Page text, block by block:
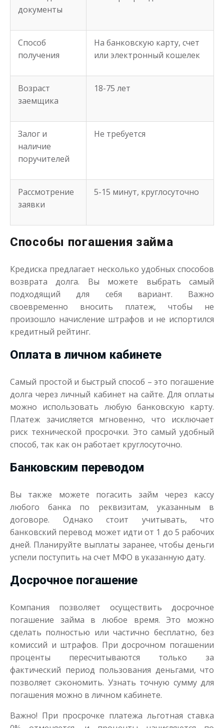
документы
Способ
получения
На банковскую карту, счет
или электронный кошелек
Возраст
заемщика
18-75 лет
Залог и
наличие
поручителей
Не требуется
Рассмотрение
заявки
5-15 минут, круглосуточно
Способы погашения займа
Кредиска предлагает несколько удобных способов
возврата долга. Вы можете выбрать самый
подходящий для себя вариант. Важно
своевременно вносить платеж, чтобы не
произошло начисление штрафов и не испортился
кредитный рейтинг.
Оплата в личном кабинете
Самый простой и быстрый способ – это погашение
долга через личный кабинет на сайте. Для оплаты
можно использовать любую банковскую карту.
Платеж зачисляется мгновенно, что исключает
риск технической просрочки. Это самый удобный
способ, так как он работает круглосуточно.
Банковским переводом
Вы также можете погасить займ через кассу
любого банка по реквизитам, указанным в
договоре. Однако стоит учитывать, что
банковский перевод может идти от 1 до 5 рабочих
дней. Планируйте выплаты заранее, чтобы деньги
успели поступить на счет МФО в указанную дату.
Досрочное погашение
Компания позволяет осуществить досрочное
погашение займа в любое время. Это можно
сделать полностью или частично бесплатно, без
комиссий и штрафов. При досрочном погашении
проценты пересчитываются только за
фактический период пользования деньгами, что
позволяет сэкономить. Узнать точную сумму для
погашения можно в личном кабинете.
Важно! При просрочке платежа льготная ставка